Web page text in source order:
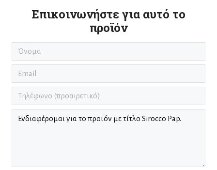
Επικοινωνήστε για αυτό το
προϊόν